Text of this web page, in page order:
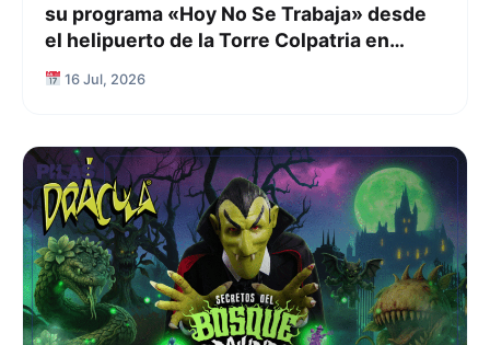
su programa «Hoy No Se Trabaja» desde
el helipuerto de la Torre Colpatria en
Bogotá
16 Jul, 2026